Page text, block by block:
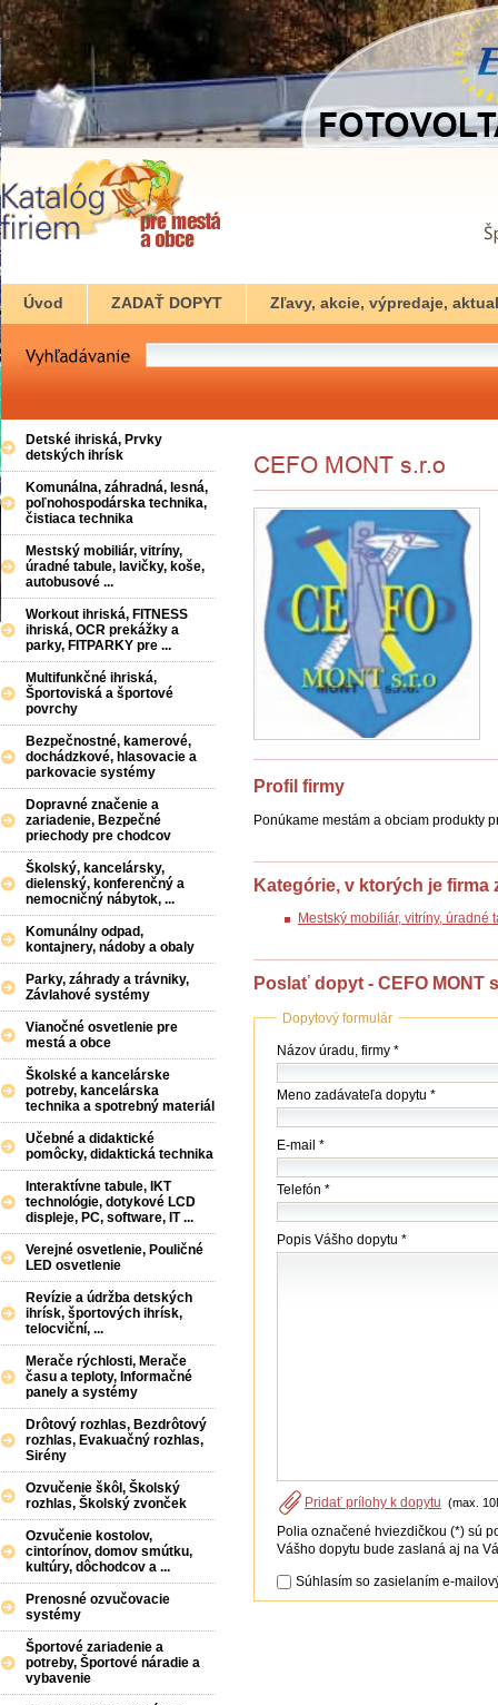
Úvod ZADAŤ DOPYT Zľavy, akcie, výpredaje,
Profil firmy
Ponúkame mestám a obciam produkty
Kategórie, v ktorých je firma
Mestský mobiliár, vitríny, úradné
Poslať dopyt - CEFO MONT
Dopytový formulár
Názov
(firmy
/
úradu)
Názov úradu, firmy *
Meno zadávateľa dopytu *
E-mail *
Telefón *
Popis Vášho dopytu *
Pridať prílohy k dopytu (max.
Polia označené hviezdičkou (*) sú
Vášho dopytu bude zaslaná aj na
Súhlasím so zasielaním e-
Detské ihriská, Prvky
detských ihrísk
Komunálna, záhradná, lesná,
poľnohospodárska technika,
čistiaca technika
Mestský mobiliár, vitríny,
úradné tabule, lavičky, koše,
autobusové ...
Workout ihriská, FITNESS
ihriská, OCR prekážky a
parky, FITPARKY pre ...
Multifunkčné ihriská,
Športoviská a športové
povrchy
Bezpečnostné, kamerové,
dochádzkové, hlasovacie a
parkovacie systémy
Dopravné značenie a
zariadenie, Bezpečné
priechody pre chodcov
Školský, kancelársky,
dielenský, konferenčný a
nemocničný nábytok, ...
Komunálny odpad,
kontajnery, nádoby a obaly
Parky, záhrady a trávniky,
Závlahové systémy
Vianočné osvetlenie pre
mestá a obce
Školské a kancelárske
potreby, kancelárska
technika a spotrebný materiál
Učebné a didaktické
pomôcky, didaktická technika
Interaktívne tabule, IKT
technológie, dotykové LCD
displeje, PC, software, IT ...
Verejné osvetlenie, Pouličné
LED osvetlenie
Revízie a údržba detských
ihrísk, športových ihrísk,
telocviční, ...
Merače rýchlosti, Merače
času a teploty, Informačné
panely a systémy
Drôtový rozhlas, Bezdrôtový
rozhlas, Evakuačný rozhlas,
Sirény
Ozvučenie škôl, Školský
rozhlas, Školský zvonček
Ozvučenie kostolov,
cintorínov, domov smútku,
kultúry, dôchodcov a ...
Prenosné ozvučovacie
systémy
Športové zariadenie a
potreby, Športové náradie a
vybavenie